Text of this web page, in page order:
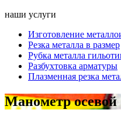
наши услуги
Изготовление
Резка металла в размер
Рубка металла
Разбухтовка арматуры
Плазменная резка
Манометр осевой